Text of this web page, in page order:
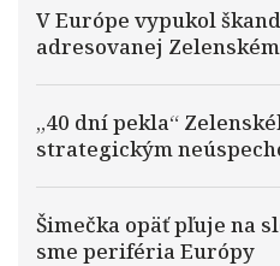
V Európe vypukol
adresovanej
„40 dní pekla“
strategickým
Šimečka opäť pľuje na
sme periféria Európy